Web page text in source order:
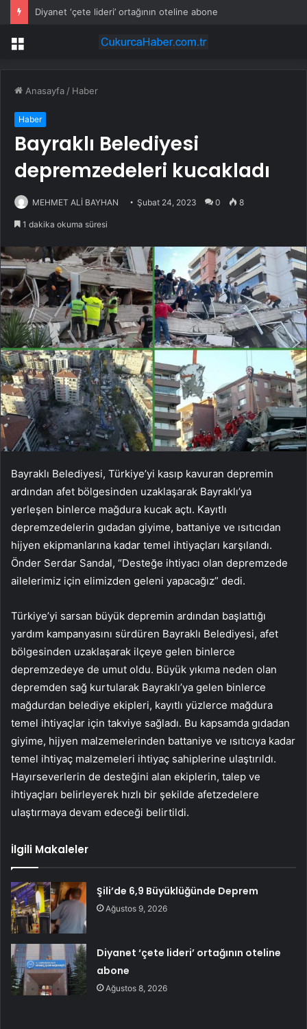
Diyanet ‘çete lideri’ ortağının oteline abone
Menü
Anasayfa / Haber
Haber
Bayraklı Belediyesi
depremzedeleri kucakladı
MEHMET ALİ BAYHAN Şubat 24, 2023 0 8
1 dakika okuma süresi
Bayraklı Belediyesi, Türkiye’yi kasıp kavuran depremin
ardından afet bölgesinden uzaklaşarak Bayraklı’ya
yerleşen binlerce mağdura kucak açtı. Kayıtlı
depremzedelerin gıdadan giyime, battaniye ve ısıtıcıdan
hijyen ekipmanlarına kadar temel ihtiyaçları karşılandı.
Önder Serdar Sandal, “Desteğe ihtiyacı olan depremzede
ailelerimiz için elimizden geleni yapacağız” dedi.
Türkiye’yi sarsan büyük depremin ardından başlattığı
yardım kampanyasını sürdüren Bayraklı Belediyesi, afet
bölgesinden uzaklaşarak ilçeye gelen binlerce
depremzedeye de umut oldu. Büyük yıkıma neden olan
depremden sağ kurtularak Bayraklı’ya gelen binlerce
mağdurdan belediye ekipleri, kayıtlı yüzlerce mağdura
temel ihtiyaçlar için takviye sağladı. Bu kapsamda gıdadan
giyime, hijyen malzemelerinden battaniye ve ısıtıcıya kadar
temel ihtiyaç malzemeleri ihtiyaç sahiplerine ulaştırıldı.
Hayırseverlerin de desteğini alan ekiplerin, talep ve
ihtiyaçları belirleyerek hızlı bir şekilde afetzedelere
ulaştırmaya devam edeceği belirtildi.
İlgili Makaleler
Şili’de 6,9 Büyüklüğünde Deprem
Ağustos 9, 2026
Diyanet ‘çete lideri’ ortağının oteline
abone
Ağustos 8, 2026